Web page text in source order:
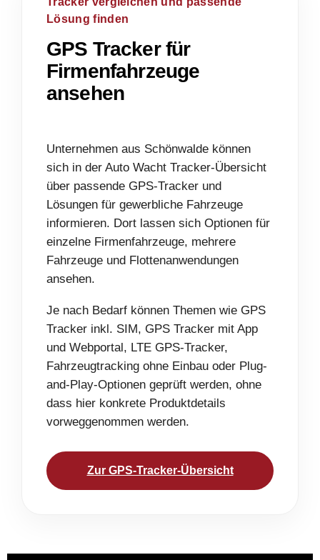
Lösung finden
GPS Tracker für
Firmenfahrzeuge
ansehen
Unternehmen aus Schönwalde können
sich in der Auto Wacht Tracker-Übersicht
über passende GPS-Tracker und
Lösungen für gewerbliche Fahrzeuge
informieren. Dort lassen sich Optionen für
einzelne Firmenfahrzeuge, mehrere
Fahrzeuge und Flottenanwendungen
ansehen.
Je nach Bedarf können Themen wie GPS
Tracker inkl. SIM, GPS Tracker mit App
und Webportal, LTE GPS-Tracker,
Fahrzeugtracking ohne Einbau oder Plug-
and-Play-Optionen geprüft werden, ohne
dass hier konkrete Produktdetails
vorweggenommen werden.
Zur GPS-Tracker-Übersicht